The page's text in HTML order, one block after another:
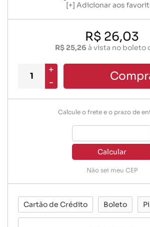
Adicionar aos
R$ 26,03
R$ 25,26 à vista no boleto
+
-
Calcule o frete e o prazo de
Calcular
Não sei meu CEP
Cartão de Crédito Boleto